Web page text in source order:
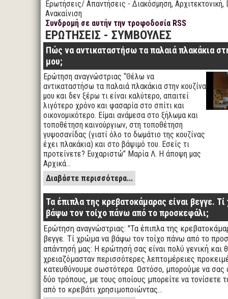
Ερωτήσεις/ Απαντήσεις - Διακόσμηση, Αρχιτεκτονική,
Ανακαίνιση
Συνδρομή σε αυτήν την τροφοδοσία RSS
ΕΡΩΤΗΣΕΙΣ - ΣΥΜΒΟΥΛΕΣ
Πώς να αντικαταστήσω τα παλαιά πλακάκια
μου;
Ερώτηση αναγνώστριας “Θέλω να
αντικαταστήσω τα παλαιά πλακάκια στην κουζίνα
μου και δεν ξέρω τι είναι καλύτερο, απαιτεί
λιγότερο χρόνο και φασαρία στο σπίτι και
οικονομικότερο. Είμαι ανάμεσα στο ξήλωμα και
τοποθέτηση καινούργιων, στη τοποθέτηση
γυψοσανίδας (γιατί όλο το δωμάτιο της κουζίνας
έχει πλακάκια) και στο βάψιμό του. Εσείς τι
προτείνετε? Ευχαριστώ” Μαρία Λ. Η άποψη μας
Αρχικά…
Διαβάστε περισσότερα...
Τα έπιπλα της κρεβατοκάμαρας είναι βεγγε.
βάψω τον τοίχο πάνω από το προσκεφάλι;
Ερώτηση αναγνώστριας: "Τα έπιπλα της
βεγγε. Τί χρώμα να βάψω τον τοίχο πάνω από το
απάντησή μας: Η ερώτησή σας είναι πολύ γενική και
χρειαζόμασταν περισσότερες λεπτομέρειες
κατευθύνουμε σωστότερα. Ωστόσο, μπορούμε να σας
δύο τρόπους, με τους οποίους μπορείτε να τονίσετε
από το κρεβάτι χρησιμοποιώντας…